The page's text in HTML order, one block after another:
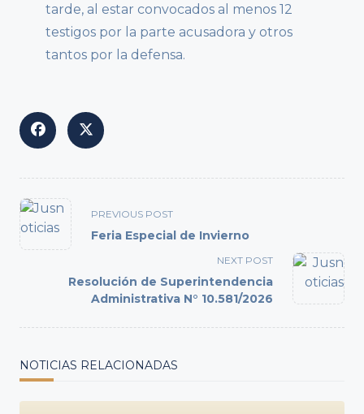
tarde, al estar convocados al menos 12
testigos por la parte acusadora y otros
tantos por la defensa.
<span
class="nav-
subtitle
text">Page</span>
PREVIOUS POST
Feria Especial de Invierno
NEXT POST
Resolución de Superintendencia
Administrativa N° 10.581/2026
NOTICIAS RELACIONADAS